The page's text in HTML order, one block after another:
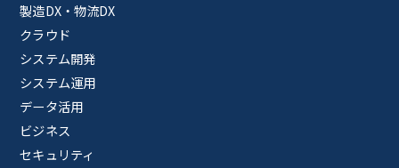
製造DX・物流DX
クラウド
システム開発
システム運用
データ活用
ビジネス
セキュリティ